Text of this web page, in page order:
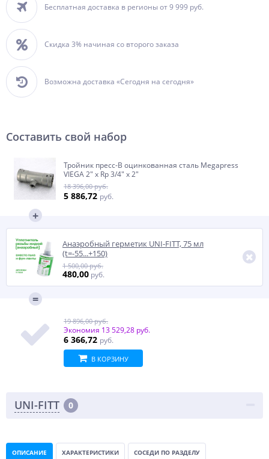
Бесплатная доставка в регионы от 9 999 руб.
Скидка 3% начиная со второго заказа
Возможна доставка «Сегодня на сегодня»
Составить свой набор
Тройник пресс-В оцинкованная сталь Megapress
VIEGA 2" х Rp 3/4" х 2"
18 396,00 руб.
5 886,72 руб.
Анаэробный герметик UNI-FITT, 75 мл
(t=-55...+150)
480,00 руб.
1 500,00 руб.
19 896,00 руб.
Экономия 13 529,28 руб.
6 366,72 руб.
В КОРЗИНУ
UNI-FITT 0
ОПИСАНИЕ ХАРАКТЕРИСТИКИ СОСЕДИ ПО РАЗДЕЛУ